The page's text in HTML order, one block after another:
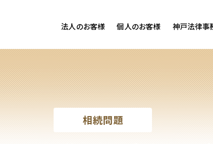
法人のお客様
ご相談
サイト 労務専用サイト
個人のお客様
個人のお客様ご相談
交通事故 医療過誤
離婚問題 刑事事件
神戸法律事
相続問題